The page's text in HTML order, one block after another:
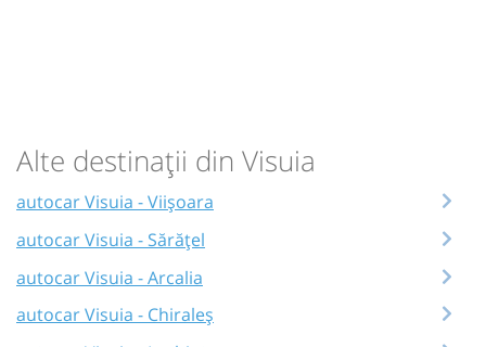
Alte destinații din Visuia
autocar Visuia - Viișoara
autocar Visuia - Sărățel
autocar Visuia - Arcalia
autocar Visuia - Chiraleș